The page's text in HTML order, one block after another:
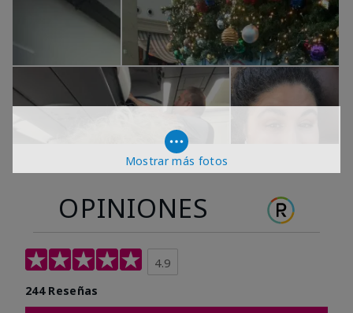
Mostrar más fotos
OPINIONES
4.9
244 Reseñas